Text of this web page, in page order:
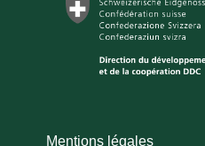
Mentions légales